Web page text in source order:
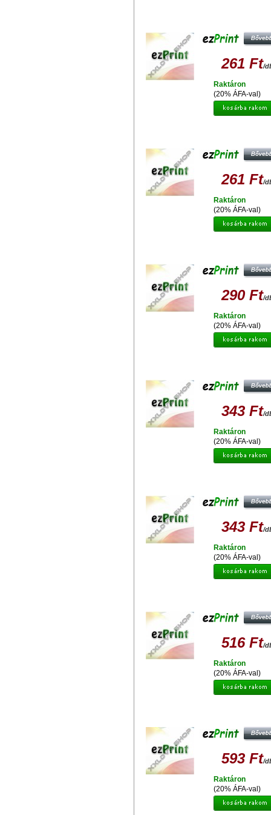
261 Ft/
(20% ÁFA-val)
Raktáron
261 Ft/
(20% ÁFA-val)
Raktáron
290 Ft/
(20% ÁFA-val)
Raktáron
343 Ft/
(20% ÁFA-val)
Raktáron
343 Ft/
(20% ÁFA-val)
Raktáron
516 Ft/
(20% ÁFA-val)
Raktáron
593 Ft/
(20% ÁFA-val)
Raktáron